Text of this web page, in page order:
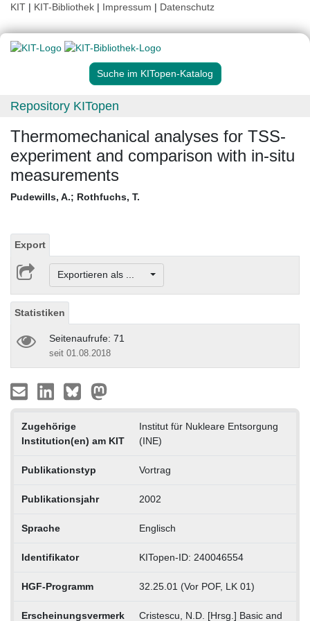
KIT | KIT-Bibliothek | Impressum | Datenschutz
Suche im KITopen-Katalog
Repository KITopen
Thermomechanical analyses for TSS-
experiment and comparison with in-situ
measurements
Pudewills, A.; Rothfuchs, T.
Export
Exportieren als ...
Statistiken
Seitenaufrufe: 71
seit 01.08.2018
Zugehörige
Institution(en) am KIT
Institut für Nukleare Entsorgung
(INE)
Publikationstyp Vortrag
Publikationsjahr 2002
Sprache Englisch
Identifikator KITopen-ID: 240046554
HGF-Programm 32.25.01 (Vor POF, LK 01)
Erscheinungsvermerk Cristescu, N.D. [Hrsg.] Basic and